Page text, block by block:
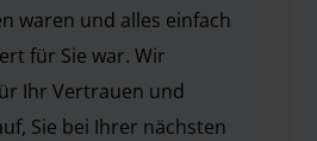
waren und alles einfach
für Sie war. Wir
Ihr Vertrauen und
Sie bei Ihrer nächsten